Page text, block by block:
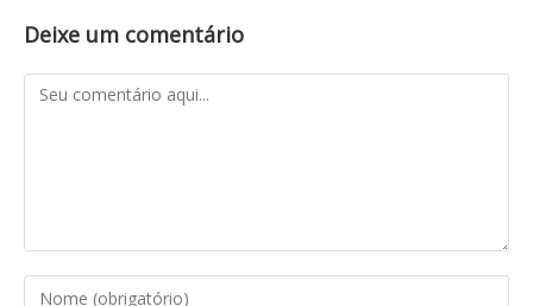
Deixe um comentário